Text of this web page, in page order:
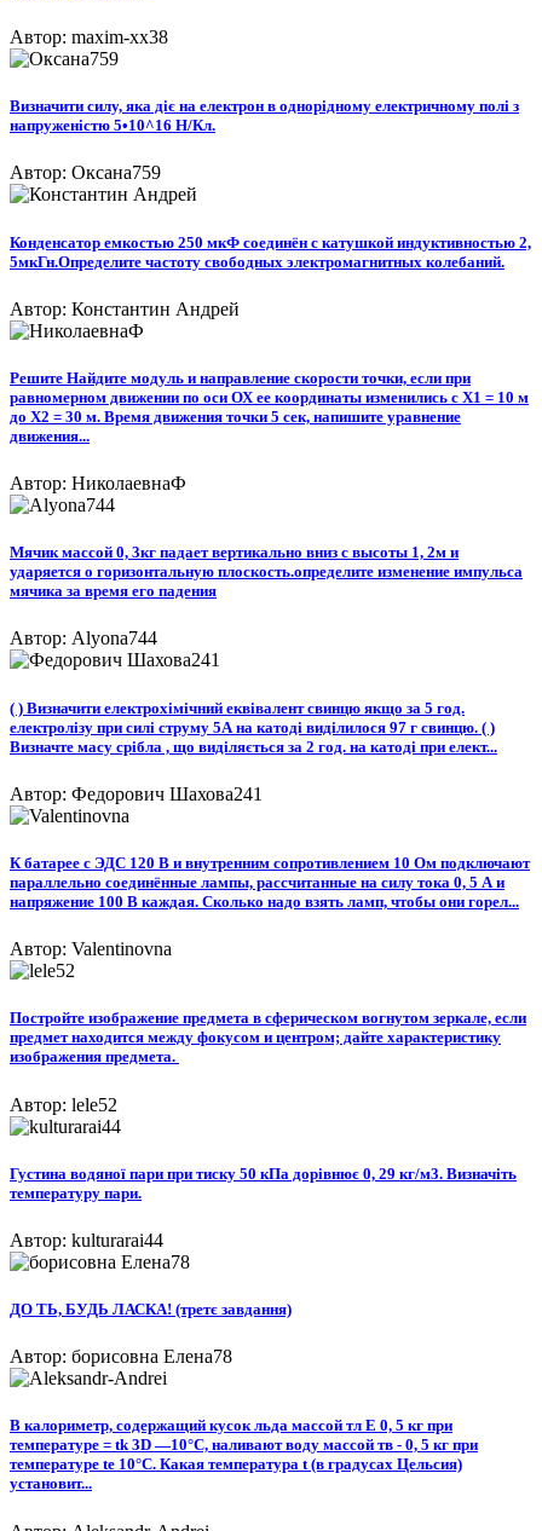
Автор: maxim-xx38
Визначити силу, яка діє на електрон в однорідному електричному полі з
напруженістю 5•10^16 Н/Кл.
Автор: Оксана759
Конденсатор емкостью 250 мкФ соединён с катушкой индуктивностью 2,
5мкГн.Определите частоту свободных электромагнитных колебаний.
Автор: Константин Андрей
Решите Найдите модуль и направление скорости точки, если при
равномерном движении по оси ОХ ее координаты изменились с Х1 = 10 м
до Х2 = 30 м. Время движения точки 5 сек, напишите уравнение
движения...
Автор: НиколаевнаФ
Мячик массой 0, 3кг падает вертикально вниз с высоты 1, 2м и
ударяется о горизонтальную плоскость.определите изменение импульса
мячика за время его падения
Автор: Alyona744
( ) Визначити електрохімічний еквівалент свинцю якщо за 5 год.
електролізу при силі струму 5А на катоді виділилося 97 г свинцю. ( )
Визначте масу срібла , що виділяється за 2 год. на катоді при елект...
Автор: Федорович Шахова241
К батарее с ЭДС 120 В и внутренним сопротивлением 10 Ом подключают
параллельно соединённые лампы, рассчитанные на силу тока 0, 5 А и
напряжение 100 В каждая. Сколько надо взять ламп, чтобы они горел...
Автор: Valentinovna
Постройте изображение предмета в сферическом вогнутом зеркале, если
предмет находится между фокусом и центром; дайте характеристику
изображения предмета. ​
Автор: lele52
Густина водяної пари при тиску 50 кПа дорівнює 0, 29 кг/м3. Визначіть
температуру пари.
Автор: kulturarai44
ДО ТЬ, БУДЬ ЛАСКА! (третє завдання)​
Автор: борисовна Елена78
В калориметр, содержащий кусок льда массой тл E 0, 5 кг при
температуре = tk 3D —10°С, наливают воду массой тв - 0, 5 кг при
температуре tе 10°С. Какая температура t (в градусах Цельсия)
установит...